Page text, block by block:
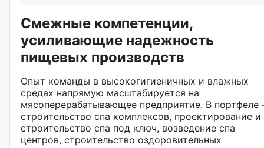
Смежные компетенции,
усиливающие надежность
пищевых производств
Опыт команды в высокогигиеничных и влажных
средах напрямую масштабируется на
мясоперерабатывающее предприятие. В
строительство спа комплексов, проектирование и
строительство спа под ключ, возведение спа
центров, строительство оздоровительных